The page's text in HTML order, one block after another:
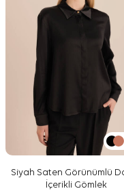
Siyah Saten Görünümlü
İçerikli Gömlek